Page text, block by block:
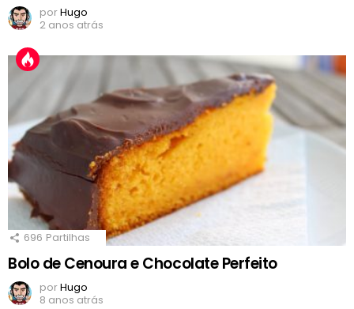
porHugo
2 anos atrás
696 Partilhas
Bolo de Cenoura e Chocolate Perfeito
porHugo
8 anos atrás